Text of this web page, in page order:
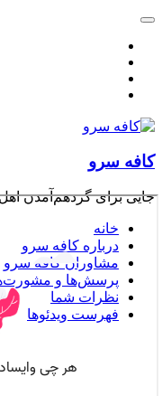
کافه سرو
جایی برای گردهم‌آمدن
خانه
درباره کافه سرو
مشاوران کافه سرو
پرسش‌ها و
نظرات شما
فهرست ویدئوها